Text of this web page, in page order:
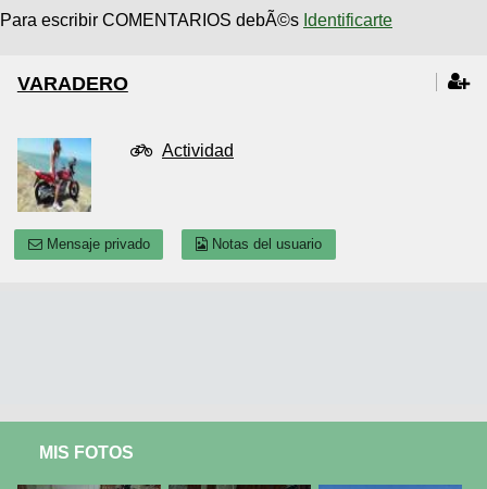
Para escribir COMENTARIOS debÃ©s Identificarte
VARADERO
Actividad
Mensaje privado Notas del usuario
MIS FOTOS